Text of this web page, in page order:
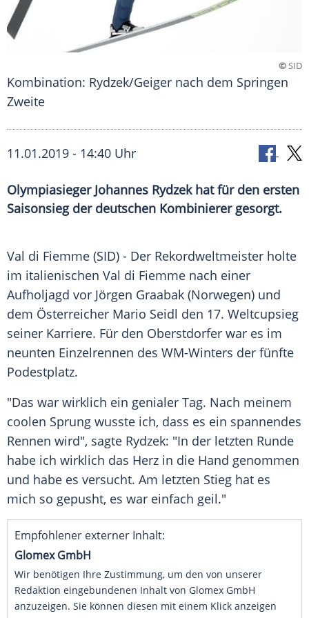
©SID
Kombination: Rydzek/Geiger nach dem Springen
Zweite
11.01.2019 - 14:40 Uhr
Olympiasieger Johannes Rydzek hat für den ersten
Saisonsieg der deutschen Kombinierer gesorgt.
Val di Fiemme (SID) - Der Rekordweltmeister holte
im italienischen Val di Fiemme nach einer
Aufholjagd vor Jörgen Graabak (Norwegen) und
dem Österreicher Mario Seidl den 17. Weltcupsieg
seiner Karriere. Für den Oberstdorfer war es im
neunten Einzelrennen des WM-Winters der fünfte
Podestplatz.
"Das war wirklich ein genialer Tag. Nach meinem
coolen Sprung wusste ich, dass es ein spannendes
Rennen wird", sagte Rydzek: "In der letzten Runde
habe ich wirklich das Herz in die Hand genommen
und habe es versucht. Am letzten Stieg hat es
mich so gepusht, es war einfach geil."
Empfohlener externer Inhalt:
Glomex GmbH
Wir benötigen Ihre Zustimmung, um den von unserer
Redaktion eingebundenen Inhalt von Glomex GmbH
anzuzeigen. Sie können diesen mit einem Klick anzeigen